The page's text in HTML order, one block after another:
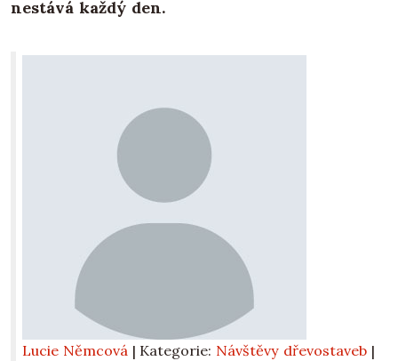
nestává každý den.
Lucie Němcová | Kategorie: Návštěvy dřevostaveb |